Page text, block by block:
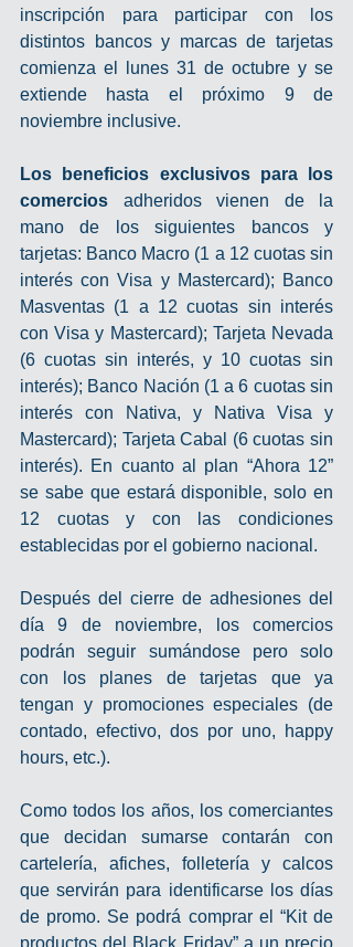
inscripción para participar con los
distintos bancos y marcas de tarjetas
comienza el lunes 31 de octubre y se
extiende hasta el próximo 9 de
noviembre inclusive.
Los beneficios exclusivos para los
comercios adheridos vienen de la
mano de los siguientes bancos y
tarjetas: Banco Macro (1 a 12 cuotas sin
interés con Visa y Mastercard); Banco
Masventas (1 a 12 cuotas sin interés
con Visa y Mastercard); Tarjeta Nevada
(6 cuotas sin interés, y 10 cuotas sin
interés); Banco Nación (1 a 6 cuotas sin
interés con Nativa, y Nativa Visa y
Mastercard); Tarjeta Cabal (6 cuotas sin
interés). En cuanto al plan “Ahora 12”
se sabe que estará disponible, solo en
12 cuotas y con las condiciones
establecidas por el gobierno nacional.
Después del cierre de adhesiones del
día 9 de noviembre, los comercios
podrán seguir sumándose pero solo
con los planes de tarjetas que ya
tengan y promociones especiales (de
contado, efectivo, dos por uno, happy
hours, etc.).
Como todos los años, los comerciantes
que decidan sumarse contarán con
cartelería, afiches, folletería y calcos
que servirán para identificarse los días
de promo. Se podrá comprar el “Kit de
productos del Black Friday” a un precio